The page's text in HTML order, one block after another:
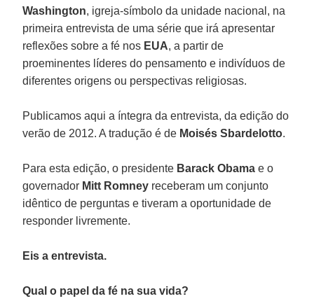
Washington, igreja-símbolo da unidade nacional, na
primeira entrevista de uma série que irá apresentar
reflexões sobre a fé nos EUA, a partir de
proeminentes líderes do pensamento e indivíduos de
diferentes origens ou perspectivas religiosas.
Publicamos aqui a íntegra da entrevista, da edição do
verão de 2012. A tradução é de Moisés Sbardelotto.
Para esta edição, o presidente Barack Obamae o
governador Mitt Romney receberam um conjunto
idêntico de perguntas e tiveram a oportunidade de
responder livremente.
Eis a entrevista.
Qual o papel da fé na sua vida?